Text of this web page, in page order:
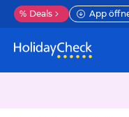
% Deals App